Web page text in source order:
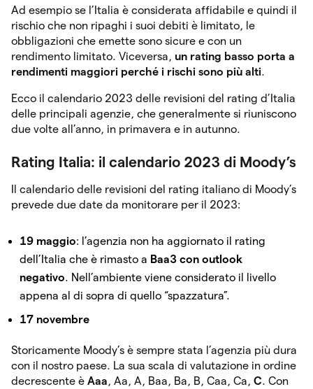
Ad esempio se l’Italia è considerata affidabile e quindi il
rischio che non ripaghi i suoi debiti è limitato, le
obbligazioni che emette sono sicure e con un
rendimento limitato. Viceversa, un rating basso porta a
rendimenti maggiori perché i rischi sono più alti.
Ecco il calendario 2023 delle revisioni del rating d’Italia
delle principali agenzie, che generalmente si riuniscono
due volte all’anno, in primavera e in autunno.
Rating Italia: il calendario 2023 di Moody’s
Il calendario delle revisioni del rating italiano di Moody’s
prevede due date da monitorare per il 2023:
19 maggio: l’agenzia non ha aggiornato il rating
dell’Italia che è rimasto a Baa3 con outlook
negativo. Nell’ambiente viene considerato il livello
appena al di sopra di quello “spazzatura”.
17 novembre
Storicamente Moody’s è sempre stata l’agenzia più dura
con il nostro paese. La sua scala di valutazione in ordine
decrescente è Aaa, Aa, A, Baa, Ba, B, Caa, Ca, C. Con